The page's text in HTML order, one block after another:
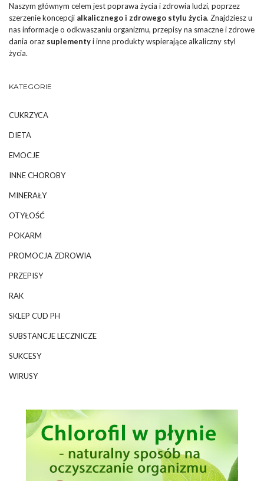
Naszym głównym celem jest poprawa życia i zdrowia ludzi, poprzez
szerzenie koncepcji alkalicznego i zdrowego stylu życia. Znajdziesz u
nas informacje o odkwaszaniu organizmu, przepisy na smaczne i zdrowe
dania oraz suplementyi inne produkty wspierające alkaliczny styl
życia.
KATEGORIE
CUKRZYCA
DIETA
EMOCJE
INNE CHOROBY
MINERAŁY
OTYŁOŚĆ
POKARM
PROMOCJA ZDROWIA
PRZEPISY
RAK
SKLEP CUD PH
SUBSTANCJE LECZNICZE
SUKCESY
WIRUSY